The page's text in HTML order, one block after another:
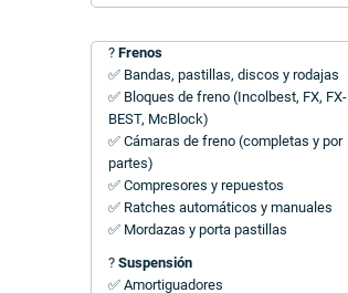
? Frenos
✅ Bandas, pastillas, discos y rodajas
✅ Bloques de freno (Incolbest, FX, FX-
BEST, McBlock)
✅ Cámaras de freno (completas y por
partes)
✅ Compresores y repuestos
✅ Ratches automáticos y manuales
✅ Mordazas y porta pastillas
? Suspensión
✅ Amortiguadores